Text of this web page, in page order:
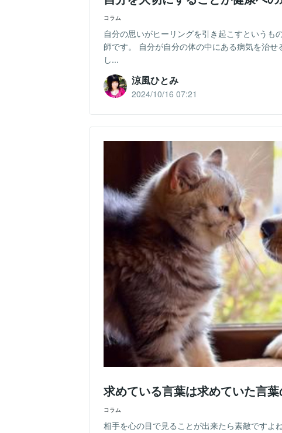
コラム
自分の思いがヒーリングを引き起こすという
師です。 自分が自分の体の中にある病気を治
し...
涼風ひとみ
2024/10/16 07:21
求めている言葉は求めていた言
コラム
相手を心の目で見ることが出来たら素敵ですよ